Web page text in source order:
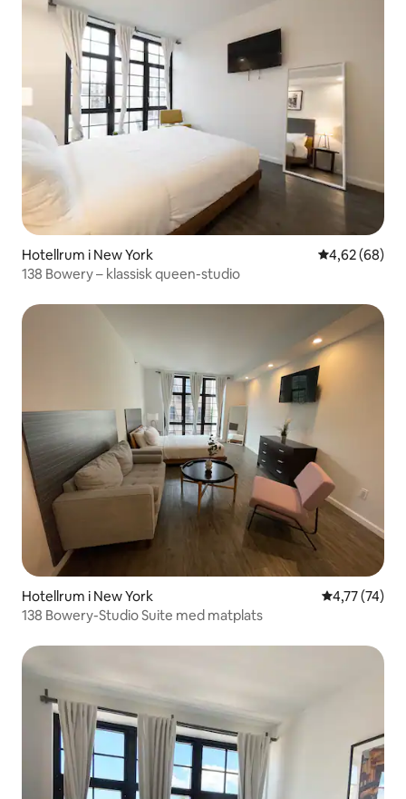
Hotellrum i New York 4,62 av 5 i
4,62 (68)
138 Bowery – klassisk queen-studio
Hotellrum i New York 4,77 av 5 i
4,77 (74)
138 Bowery-Studio Suite med matplats